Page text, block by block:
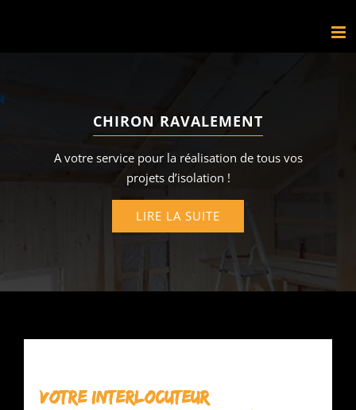
CHIRON RAVALEMENT
A votre service pour la réalisation de tous vos
projets d’isolation !
LIRE LA SUITE
VOTRE INTERLOCUTEUR